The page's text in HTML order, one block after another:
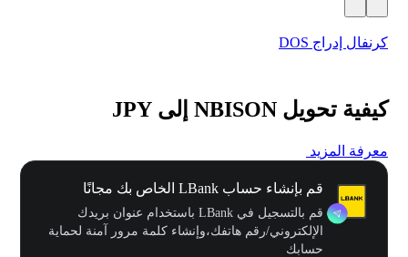
كرنفال إدراج DOS
كيفية تحويل NBISON إلى JPY
معرفة المزيد
قم بإنشاء حساب LBank الخاص بك مجانًا
قم بالتسجيل في LBank باستخدام عنوان بريدك
الإلكتروني/رقم هاتفك،وإنشاء كلمة مرور آمنة لحماية
حسابك